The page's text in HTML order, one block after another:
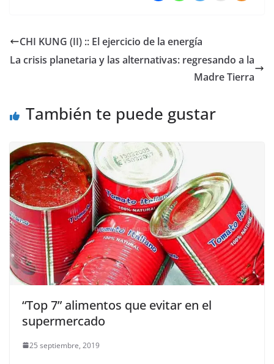
CHI KUNG (II) :: El ejercicio de la energía
La crisis planetaria y las alternativas: regresando a la
Madre Tierra
También te puede gustar
“Top 7” alimentos que evitar en el
supermercado
25 septiembre, 2019